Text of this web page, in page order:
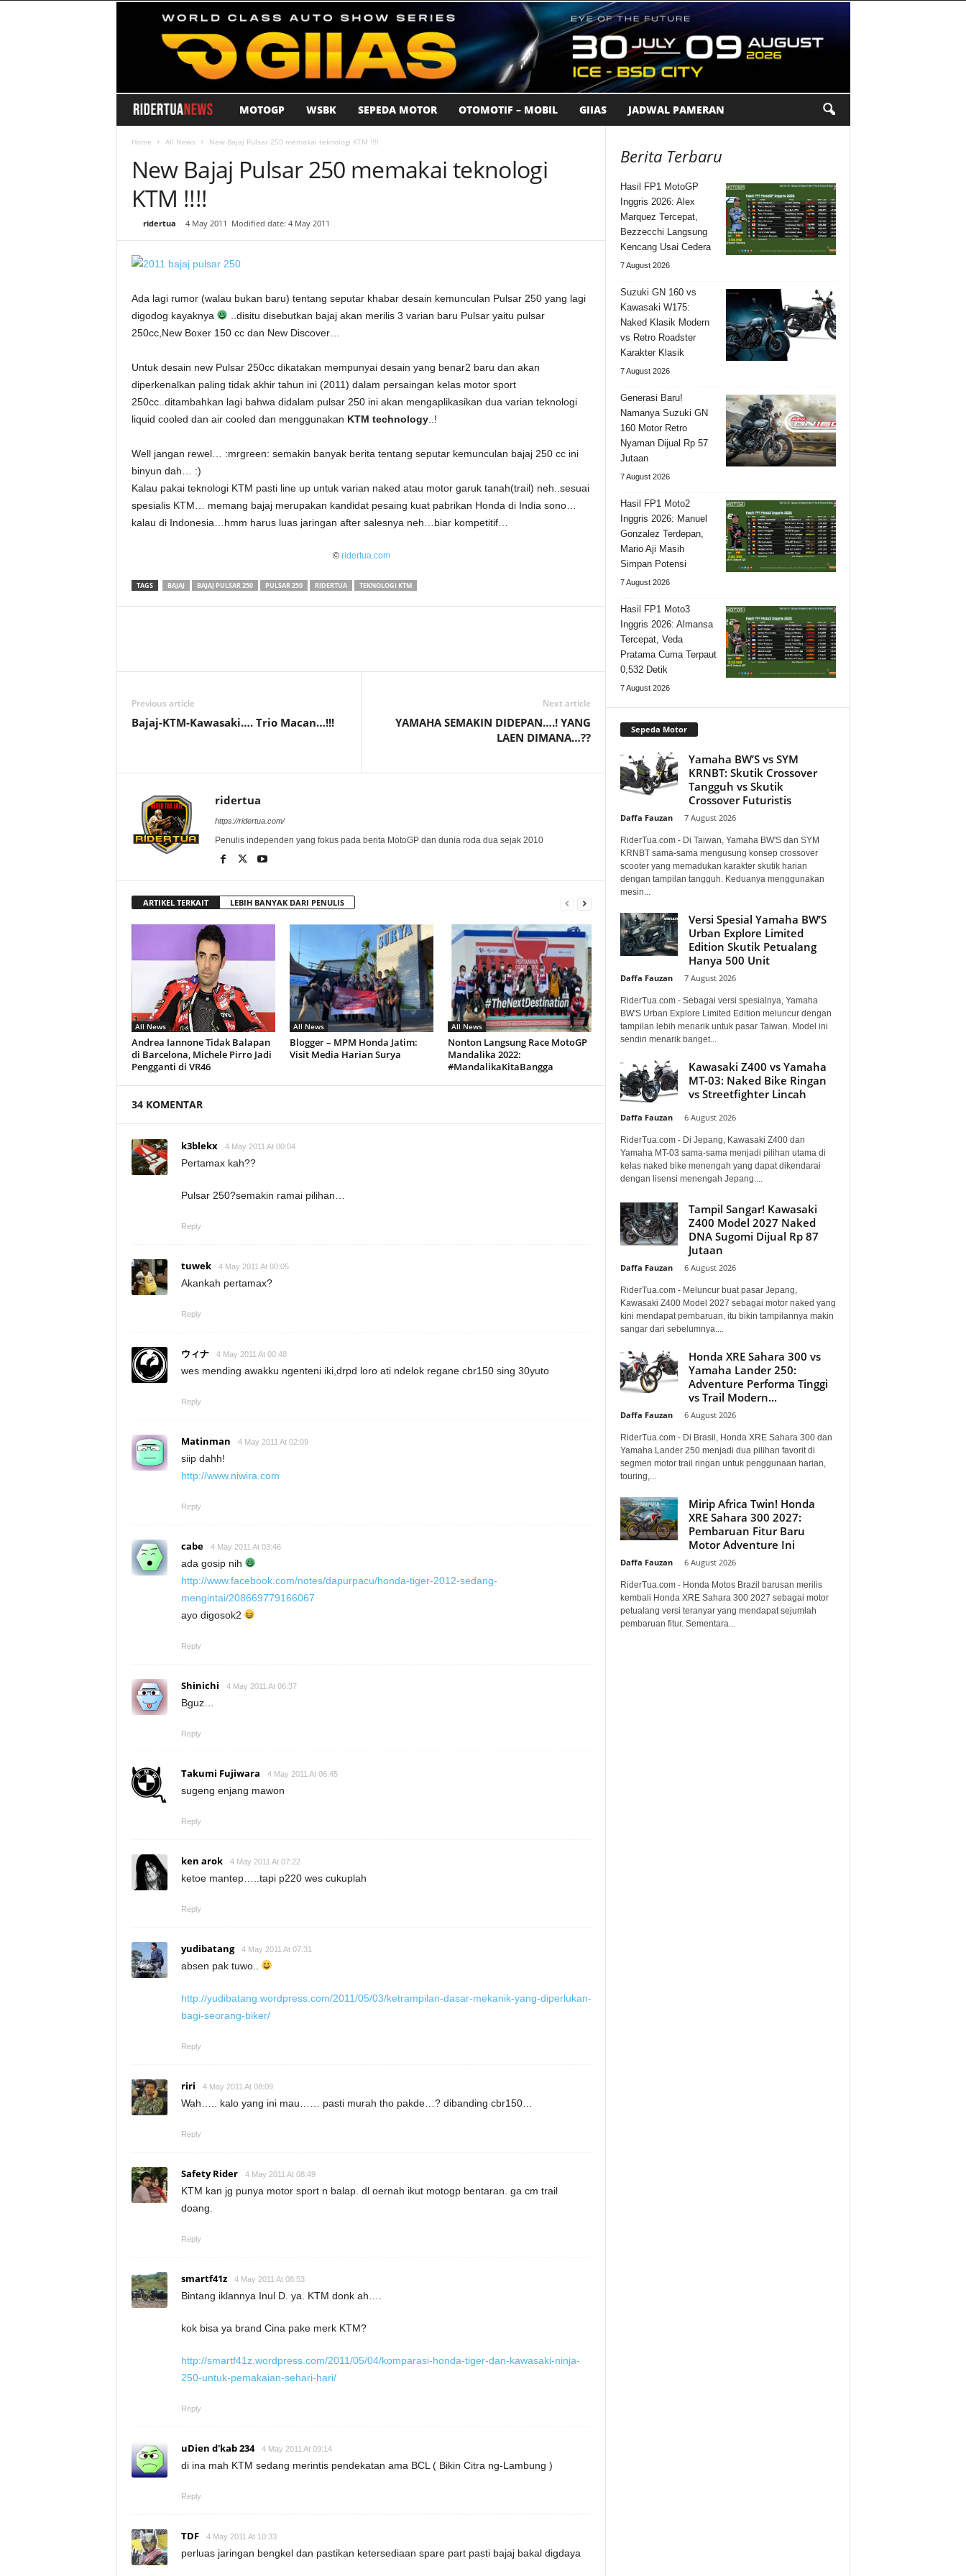
i
T
u
a
.
o
m
MOTOGP WSBK SEPEDA MOTOR OTOMOTIF – MOBIL GIIAS JADWAL PAMERAN
Home All News New Bajaj Pulsar 250 memakai teknologi KTM !!!!
New Bajaj Pulsar 250 memakai teknologi
KTM !!!!
ridertua 4 May 2011 Modified date: 4 May 2011
Ada lagi rumor (walau bukan baru) tentang seputar khabar desain kemunculan Pulsar 250 yang lagi
digodog kayaknya
..disitu disebutkan bajaj akan merilis 3 varian baru Pulsar yaitu pulsar
250cc,New Boxer 150 cc dan New Discover…
Untuk desain new Pulsar 250cc dikatakan mempunyai desain yang benar2 baru dan akan
diperkenalkan paling tidak akhir tahun ini (2011) dalam persaingan kelas motor sport
250cc..ditambahkan lagi bahwa didalam pulsar 250 ini akan mengaplikasikan dua varian teknologi
liquid cooled dan air cooled dan menggunakan KTM technology..!
Well jangan rewel… :mrgreen: semakin banyak berita tentang seputar kemunculan bajaj 250 cc ini
binyun dah… :)
Kalau pakai teknologi KTM pasti line up untuk varian naked atau motor garuk tanah(trail) neh..sesuai
spesialis KTM… memang bajaj merupakan kandidat pesaing kuat pabrikan Honda di India sono…
kalau di Indonesia…hmm harus luas jaringan after salesnya neh…biar kompetitif…
© ridertua.com
TAGS BAJAJ BAJAJ PULSAR 250 PULSAR 250 RIDERTUA TEKNOLOGI KTM
Previous article
Bajaj-KTM-Kawasaki…. Trio Macan…!!!
Next article
YAMAHA SEMAKIN DIDEPAN….! YANG
LAEN DIMANA…??
ridertua
https://ridertua.com/
Penulis independen yang fokus pada berita MotoGP dan dunia roda dua sejak 2010
ARTIKEL TERKAIT LEBIH BANYAK DARI PENULIS
All News
Andrea Iannone Tidak Balapan
di Barcelona, Michele Pirro Jadi
Pengganti di VR46
All News
Blogger – MPM Honda Jatim:
Visit Media Harian Surya
All News
Nonton Langsung Race MotoGP
Mandalika 2022:
#MandalikaKitaBangga
34 KOMENTAR
k3blekx 4 May 2011 At 00:04
Pertamax kah??
Pulsar 250?semakin ramai pilihan…
Reply
tuwek 4 May 2011 At 00:05
Akankah pertamax?
Reply
ウィナ 4 May 2011 At 00:48
wes mending awakku ngenteni iki,drpd loro ati ndelok regane cbr150 sing 30yuto
Reply
Matinman 4 May 2011 At 02:09
siip dahh!
http://www.niwira.com
Reply
cabe 4 May 2011 At 03:46
ada gosip nih
http://www.facebook.com/notes/dapurpacu/honda-tiger-2012-sedang-
mengintai/208669779166067
ayo digosok2
Reply
Shinichi 4 May 2011 At 06:37
Bguz…
Reply
Takumi Fujiwara 4 May 2011 At 06:45
sugeng enjang mawon
Reply
ken arok 4 May 2011 At 07:22
ketoe mantep…..tapi p220 wes cukuplah
Reply
yudibatang 4 May 2011 At 07:31
absen pak tuwo..
http://yudibatang.wordpress.com/2011/05/03/ketrampilan-dasar-mekanik-yang-diperlukan-
bagi-seorang-biker/
Reply
riri 4 May 2011 At 08:09
Wah….. kalo yang ini mau…… pasti murah tho pakde…? dibanding cbr150…
Reply
Safety Rider 4 May 2011 At 08:49
KTM kan jg punya motor sport n balap. dl oernah ikut motogp bentaran. ga cm trail
doang.
Reply
smartf41z 4 May 2011 At 08:53
Bintang iklannya Inul D. ya. KTM donk ah….
kok bisa ya brand Cina pake merk KTM?
http://smartf41z.wordpress.com/2011/05/04/komparasi-honda-tiger-dan-kawasaki-ninja-
250-untuk-pemakaian-sehari-hari/
Reply
uDien d'kab 234 4 May 2011 At 09:14
di ina mah KTM sedang merintis pendekatan ama BCL ( Bikin Citra ng-Lambung )
Reply
TDF 4 May 2011 At 10:33
perluas jaringan bengkel dan pastikan ketersediaan spare part pasti bajaj bakal digdaya
Berita Terbaru
Hasil FP1 MotoGP
Inggris 2026: Alex
Marquez Tercepat,
Bezzecchi Langsung
Kencang Usai Cedera
7 August 2026
Suzuki GN 160 vs
Kawasaki W175:
Naked Klasik Modern
vs Retro Roadster
Karakter Klasik
7 August 2026
Generasi Baru!
Namanya Suzuki GN
160 Motor Retro
Nyaman Dijual Rp 57
Jutaan
7 August 2026
Hasil FP1 Moto2
Inggris 2026: Manuel
Gonzalez Terdepan,
Mario Aji Masih
Simpan Potensi
7 August 2026
Hasil FP1 Moto3
Inggris 2026: Almansa
Tercepat, Veda
Pratama Cuma Terpaut
0,532 Detik
7 August 2026
Sepeda Motor
Yamaha BW’S vs SYM
KRNBT: Skutik Crossover
Tangguh vs Skutik
Crossover Futuristis
Daffa Fauzan 7 August 2026
RiderTua.com - Di Taiwan, Yamaha BW'S dan SYM
KRNBT sama-sama mengusung konsep crossover
scooter yang memadukan karakter skutik harian
dengan tampilan tangguh. Keduanya menggunakan
mesin...
Versi Spesial Yamaha BW’S
Urban Explore Limited
Edition Skutik Petualang
Hanya 500 Unit
Daffa Fauzan 7 August 2026
RiderTua.com - Sebagai versi spesialnya, Yamaha
BW'S Urban Explore Limited Edition meluncur dengan
tampilan lebih menarik untuk pasar Taiwan. Model ini
sendiri menarik banget...
Kawasaki Z400 vs Yamaha
MT-03: Naked Bike Ringan
vs Streetfighter Lincah
Daffa Fauzan 6 August 2026
RiderTua.com - Di Jepang, Kawasaki Z400 dan
Yamaha MT-03 sama-sama menjadi pilihan utama di
kelas naked bike menengah yang dapat dikendarai
dengan lisensi menengah Jepang....
Tampil Sangar! Kawasaki
Z400 Model 2027 Naked
DNA Sugomi Dijual Rp 87
Jutaan
Daffa Fauzan 6 August 2026
RiderTua.com - Meluncur buat pasar Jepang,
Kawasaki Z400 Model 2027 sebagai motor naked yang
kini mendapat pembaruan, itu bikin tampilannya makin
sangar dari sebelumnya....
Honda XRE Sahara 300 vs
Yamaha Lander 250:
Adventure Performa Tinggi
vs Trail Modern...
Daffa Fauzan 6 August 2026
RiderTua.com - Di Brasil, Honda XRE Sahara 300 dan
Yamaha Lander 250 menjadi dua pilihan favorit di
segmen motor trail ringan untuk penggunaan harian,
touring,...
Mirip Africa Twin! Honda
XRE Sahara 300 2027:
Pembaruan Fitur Baru
Motor Adventure Ini
Daffa Fauzan 6 August 2026
RiderTua.com - Honda Motos Brazil barusan merilis
kembali Honda XRE Sahara 300 2027 sebagai motor
petualang versi teranyar yang mendapat sejumlah
pembaruan fitur. Sementara...